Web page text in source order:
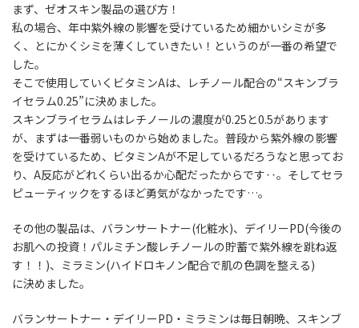
まず、 ゼオスキン製品の選び方！
私の場合、年中紫外線の影響を受けているため細かいシミが多
く、とにかくシミを薄くしていきたい！というのが一番の希望で
した。
そこで使用していくビタミンAは、レチノール配合の“スキンブラ
イセラム0.25”に決めました。
スキンブライセラムはレチノールの濃度が0.25と0.5があります
が、まずは一番弱いものから始めました。普段から紫外線の影響
を受けているため、ビタミンAが不足しているだろうなと思ってお
り、A反応がどれくらい出るか心配だったからです‥。そしてセラ
ピューティックをするほど勇気がなかったです…。
その他の製品は、バランサートナー(化粧水)、デイリーPD(今後の
お肌への投資！パルミチン酸レチノールの貯蓄で紫外線を跳ね返
す！！)、ミラミン(ハイドロキノン配合で肌の色調を整える)
に決めました。
バランサートナー・デイリーPD・ミラミンは毎日朝晩、スキンブ